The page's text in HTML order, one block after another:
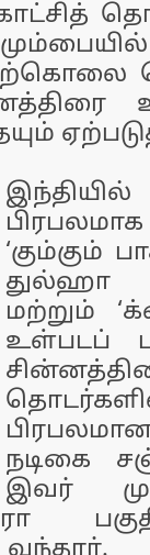
‘கும்கும்
துல்ஹா
மற்றும்
உள்படப்
நடிகை
இவர்